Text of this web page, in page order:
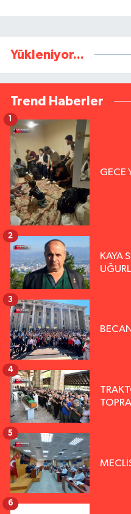
Yükleniyor...
Trend Haberler
GECE
1
KAYA
2
3
4
5
6